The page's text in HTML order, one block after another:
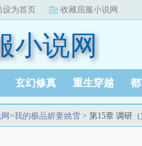
设为首页 收藏屈服小说网
小说网
玄幻修真 重生穿越
>我的极品娇妻姚雪 > 第15章 调研（